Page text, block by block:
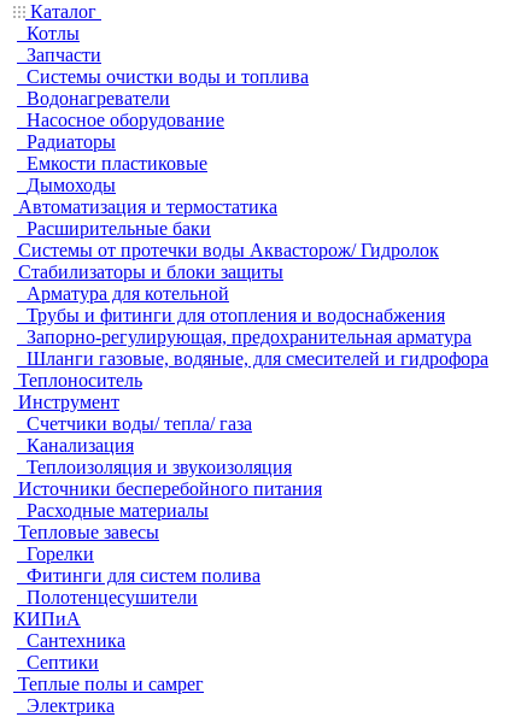
Каталог
Котлы
Запчасти
Системы очистки воды и топлива
Водонагреватели
Насосное оборудование
Радиаторы
Емкости пластиковые
Дымоходы
Автоматизация и термостатика
Расширительные баки
Системы от протечки воды Аквасторож/ Гидролок
Стабилизаторы и блоки защиты
Арматура для котельной
Трубы и фитинги для отопления и водоснабжения
Запорно-регулирующая, предохранительная арматура
Шланги газовые, водяные, для смесителей и гидрофора
Теплоноситель
Инструмент
Счетчики воды/ тепла/ газа
Канализация
Теплоизоляция и звукоизоляция
Источники бесперебойного питания
Расходные материалы
Тепловые завесы
Горелки
Фитинги для систем полива
Полотенцесушители
КИПиА
Сантехника
Септики
Теплые полы и самрег
Электрика